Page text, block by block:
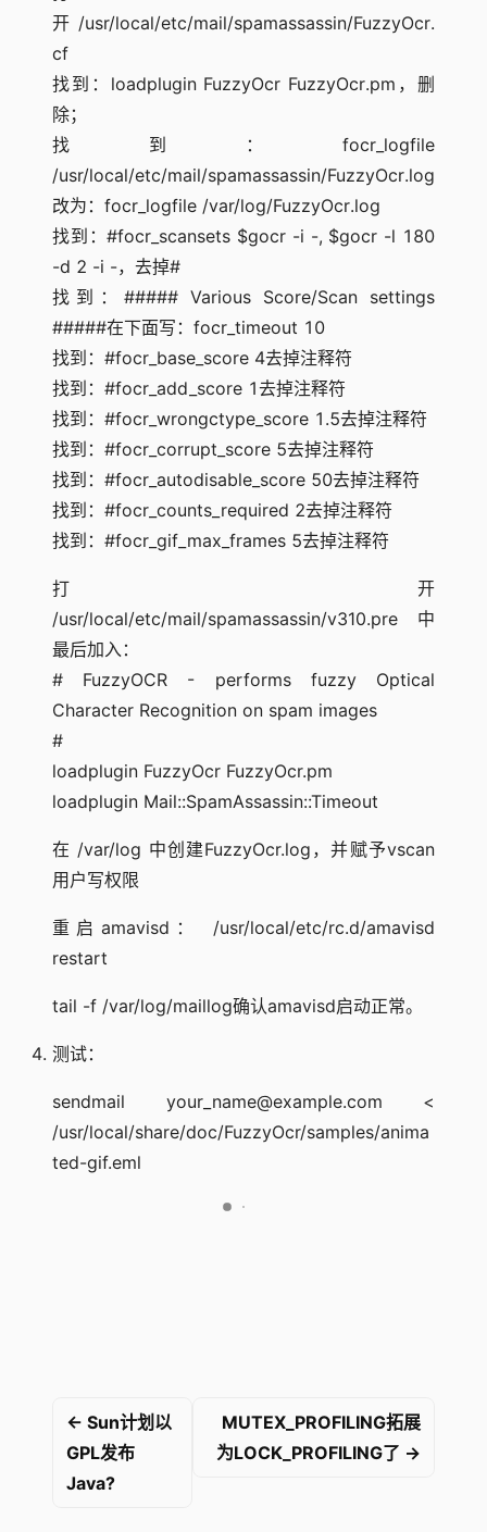
开/usr/local/etc/mail/spamassassin/FuzzyOcr.
cf
找到：loadplugin FuzzyOcr FuzzyOcr.pm，删
除；
找到：focr_logfile
/usr/local/etc/mail/spamassassin/FuzzyOcr.log
改为：focr_logfile /var/log/FuzzyOcr.log
找到：#focr_scansets $gocr -i -, $gocr -l 180
-d 2 -i -，去掉#
找到：##### Various Score/Scan settings
#####在下面写：focr_timeout 10
找到：#focr_base_score 4去掉注释符
找到：#focr_add_score 1去掉注释符
找到：#focr_wrongctype_score 1.5去掉注释符
找到：#focr_corrupt_score 5去掉注释符
找到：#focr_autodisable_score 50去掉注释符
找到：#focr_counts_required 2去掉注释符
找到：#focr_gif_max_frames 5去掉注释符
打开
/usr/local/etc/mail/spamassassin/v310.pre 中
最后加入：
# FuzzyOCR - performs fuzzy Optical
Character Recognition on spam images
#
loadplugin FuzzyOcr FuzzyOcr.pm
loadplugin Mail::SpamAssassin::Timeout
在 /var/log 中创建FuzzyOcr.log，并赋予vscan
用户写权限
重启amavisd： /usr/local/etc/rc.d/amavisd
restart
tail -f /var/log/maillog确认amavisd启动正常。
测试：
sendmail your_name@example.com <
/usr/local/share/doc/FuzzyOcr/samples/anima
ted-gif.eml
← Sun计划以
GPL发布
Java?
MUTEX_PROFILING拓展
为LOCK_PROFILING了 →